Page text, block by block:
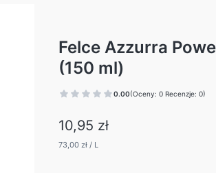
Felce Azzurra
(150 ml)
0.00(Oceny: 0 Recenzje: 0)
Cena
10,95 zł
73,00 zł / L